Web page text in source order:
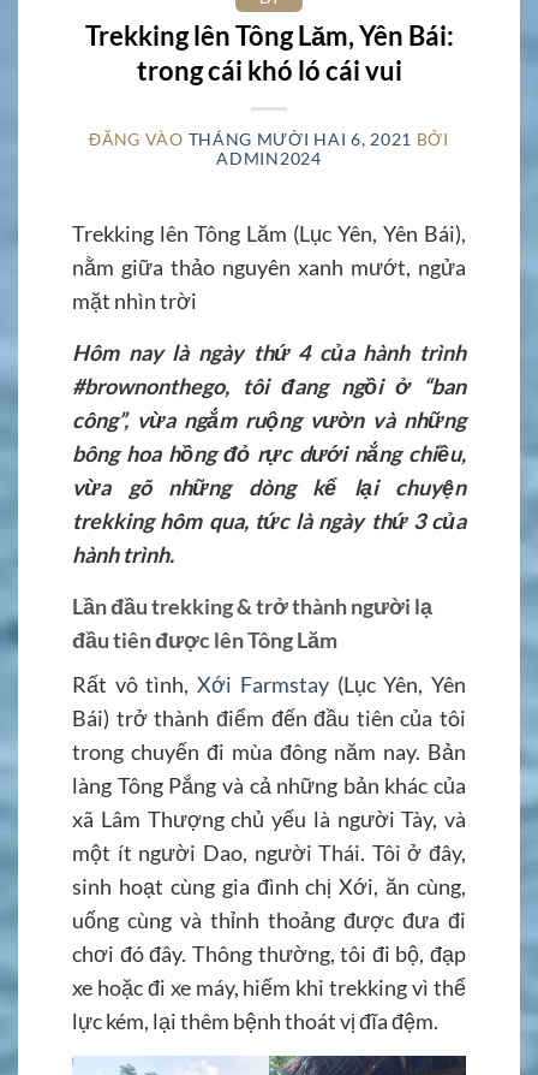
Trekking lên Tông Lăm, Yên Bái:
trong cái khó ló cái vui
ĐĂNG VÀO THÁNG MƯỜI HAI 6, 2021 BỞI
ADMIN2024
Trekking lên Tông Lăm (Lục Yên, Yên Bái),
nằm giữa thảo nguyên xanh mướt, ngửa
mặt nhìn trời
Hôm nay là ngày thứ 4 của hành trình
#brownonthego, tôi đang ngồi ở “ban
công”, vừa ngắm ruộng vườn và những
bông hoa hồng đỏ rực dưới nắng chiều,
vừa gõ những dòng kể lại chuyện
trekking hôm qua, tức là ngày thứ 3 của
hành trình.
Lần đầu trekking & trở thành người lạ
đầu tiên được lên Tông Lăm
Rất vô tình,Xới Farmstay(Lục Yên, Yên
Bái) trở thành điểm đến đầu tiên của tôi
trong chuyến đi mùa đông năm nay. Bản
làng Tông Pắng và cả những bản khác của
xã Lâm Thượng chủ yếu là người Tày, và
một ít người Dao, người Thái. Tôi ở đây,
sinh hoạt cùng gia đình chị Xới, ăn cùng,
uống cùng và thỉnh thoảng được đưa đi
chơi đó đây. Thông thường, tôi đi bộ, đạp
xe hoặc đi xe máy, hiếm khi trekking vì thể
lực kém, lại thêm bệnh thoát vị đĩa đệm.